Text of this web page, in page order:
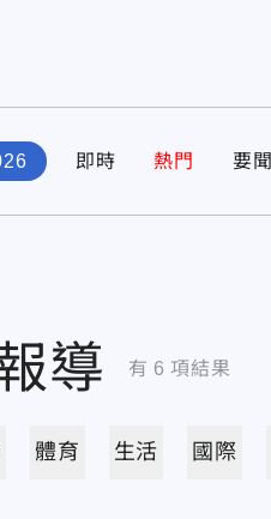
即時 熱門 要聞
導 有 6 項結果
體育 生活 國際